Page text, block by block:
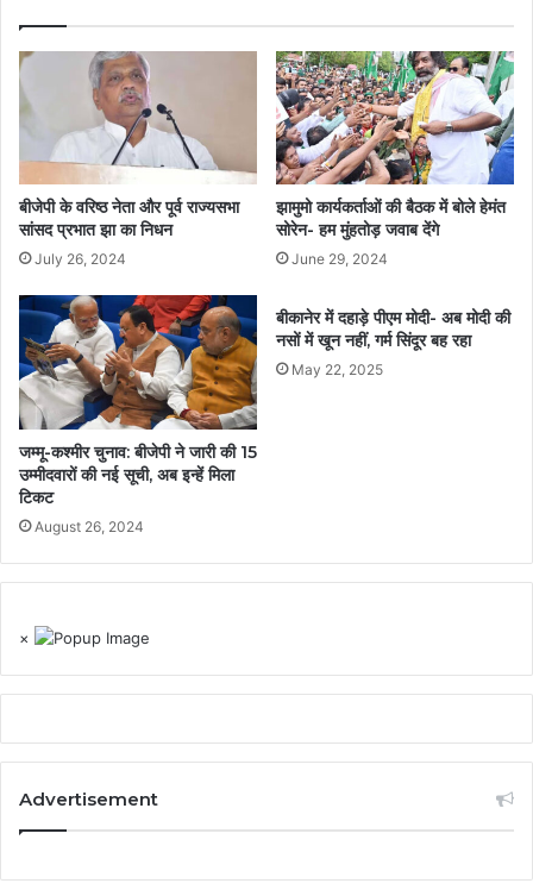
बीजेपी के वरिष्ठ नेता और पूर्व राज्यसभा
सांसद प्रभात झा का निधन
July 26, 2024
झामुमो कार्यकर्ताओं की बैठक में बोले हेमंत
सोरेन- हम मुंहतोड़ जवाब देंगे
June 29, 2024
जम्मू-कश्मीर चुनाव: बीजेपी ने जारी की 15
उम्मीदवारों की नई सूची, अब इन्हें मिला
टिकट
August 26, 2024
बीकानेर में दहाड़े पीएम मोदी- अब मोदी की
नसों में खून नहीं, गर्म सिंदूर बह रहा
May 22, 2025
×
Advertisement